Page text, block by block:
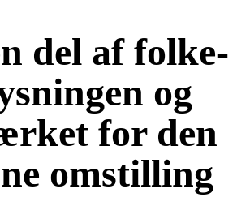
del af folke-
og
for den
omstilling